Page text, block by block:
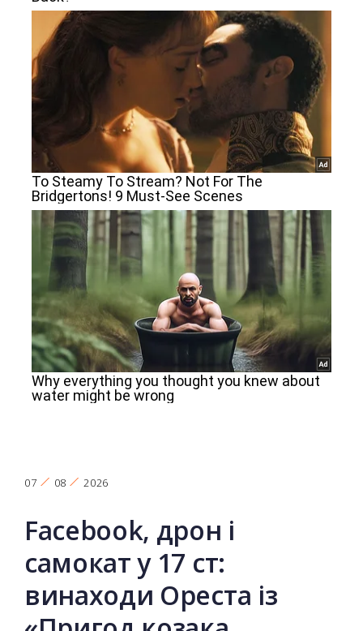
07 08 2026
Facebook, дрон і
самокат у 17 ст:
винаходи Ореста із